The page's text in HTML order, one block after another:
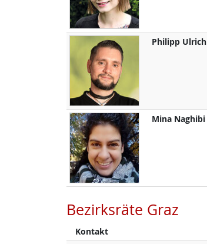
Philipp Ulrich
Mina Naghibi
Bezirksräte Graz
Kontakt